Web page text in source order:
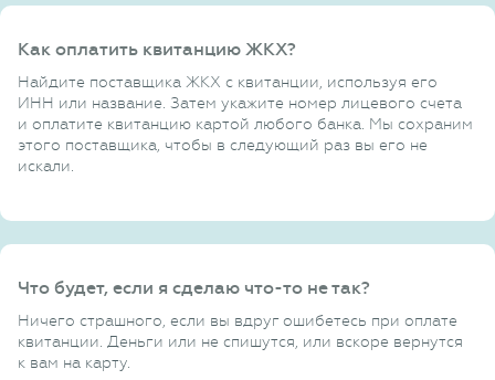
Как оплатить квитанцию ЖКХ?
Найдите поставщика ЖКХ с квитанции, используя его
ИНН или название. Затем укажите номер лицевого счета
и оплатите квитанцию картой любого банка. Мы сохраним
этого поставщика, чтобы в следующий раз вы его не
искали.
Что будет, если я сделаю что-то не так?
Ничего страшного, если вы вдруг ошибетесь при оплате
квитанции. Деньги или не спишутся, или вскоре вернутся
к вам на карту.